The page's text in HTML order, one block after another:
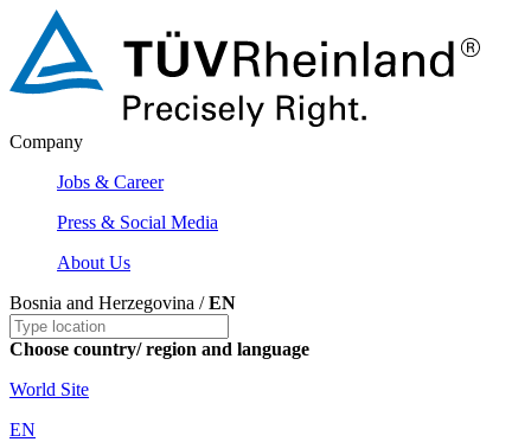
Company
Jobs & Career
Press & Social Media
About Us
Bosnia and Herzegovina /EN
Choose country/ region and language
World Site
EN